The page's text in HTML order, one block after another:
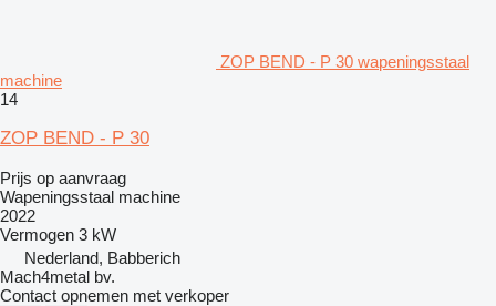
ZOP BEND - P 30 wapeningsstaal
machine
14
ZOP BEND - P 30
Prijs op aanvraag
Wapeningsstaal machine
2022
Vermogen 3 kW
Nederland, Babberich
Mach4metal bv.
Contact opnemen met verkoper